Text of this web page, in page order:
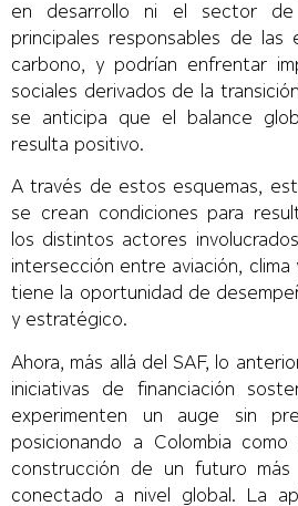
en desarrollo ni el sector
principales responsables de las
carbono, y podrían enfrentar
sociales derivados de la
se anticipa que el balance
resulta positivo.
A través de estos esquemas,
se crean condiciones para
los distintos actores
intersección entre aviación, clima
tiene la oportunidad de
y estratégico.
Ahora, más allá del SAF, lo
iniciativas de financiación
experimenten un auge sin
posicionando a Colombia
construcción de un futuro
conectado a nivel global. La